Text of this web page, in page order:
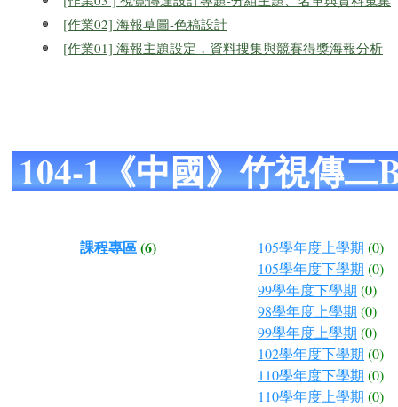
[作業02] 海報草圖-色稿設計
[作業01] 海報主題設定，資料搜集與競賽得獎海報分析
104-1《中國》竹視傳
課程專區(6) 105學年度上學期 (0)
105學年度下學期 (0)
99學年度下學期 (0)
98學年度上學期 (0)
99學年度上學期 (0)
102學年度下學期 (0)
110學年度下學期 (0)
110學年度上學期 (0)